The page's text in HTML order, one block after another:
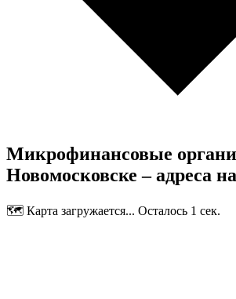
Микрофинансовые
Новомосковске – адреса
🗺️ Карта загружается... Осталось 1 сек.